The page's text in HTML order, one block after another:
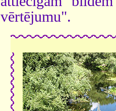
vērtējumu".